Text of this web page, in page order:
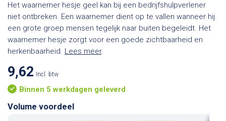
Het waarnemer hesje geel kan bij een bedrijfshulpverlener
niet ontbreken. Een waarnemer dient op te vallen wanneer hij
een grote groep mensen tegelijk naar buiten begeleidt. Het
waarnemer hesje zorgt voor een goede zichtbaarheid en
herkenbaarheid. Lees meer.
9,62 Incl. btw
Binnen 5 werkdagen geleverd
Volume voordeel